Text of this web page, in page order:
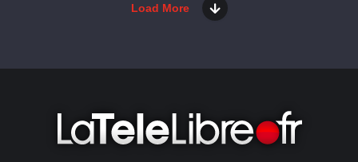
Load More